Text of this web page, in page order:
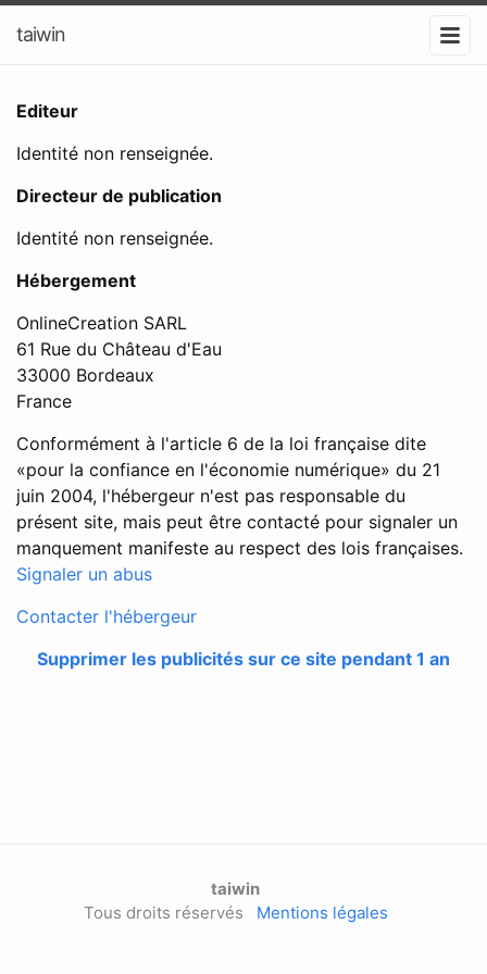
taiwin
Editeur
Identité non renseignée.
Directeur de publication
Identité non renseignée.
Hébergement
OnlineCreation SARL
61 Rue du Château d'Eau
33000 Bordeaux
France
Conformément à l'article 6 de la loi française dite
«pour la confiance en l'économie numérique» du 21
juin 2004, l'hébergeur n'est pas responsable du
présent site, mais peut être contacté pour signaler un
manquement manifeste au respect des lois françaises.
Signaler un abus
Contacter l'hébergeur
Supprimer les publicités sur ce site pendant 1 an
taiwin
Tous droits réservés Mentions légales